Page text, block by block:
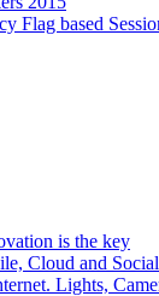
Flag based
is the key
Cloud and
Lights,